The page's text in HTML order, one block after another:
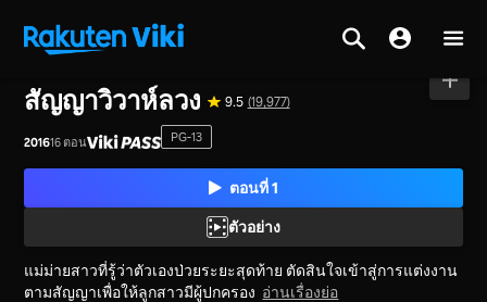
สัญญาวิวาห์ลวง 9.5 (19,977)
201616 ตอน PG-13
ตอนที่ 1
ตัวอย่าง
แม่ม่ายสาวที่รู้ว่าตัวเองป่วยระยะสุดท้าย ตัดสินใจเข้าสู่การแต่งงาน
ตามสัญญาเพื่อให้ลูกสาวมีผู้ปกครอง อ่านเรื่องย่อ